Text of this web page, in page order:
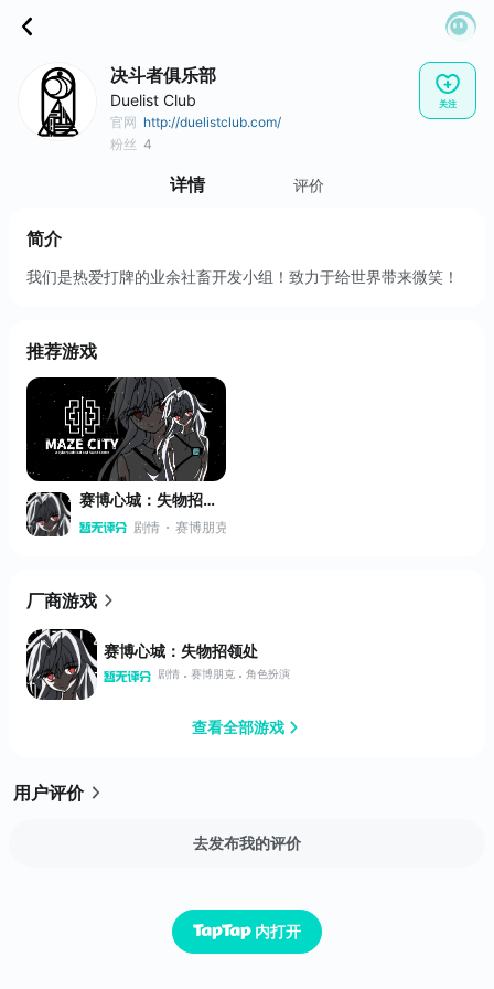
决斗者俱乐部
Duelist Club
官网 http://duelistclub.com/
粉丝 4
关注
详情 评价
简介
我们是热爱打牌的业余社畜开发小组！致力于给世界带来微笑！
推荐游戏
赛博心城：失物招领处
剧情 赛博朋克
厂商游戏
赛博心城：失物招领处
剧情 赛博朋克 角色扮演
查看全部游戏
用户评价
去发布我的评价
内打开